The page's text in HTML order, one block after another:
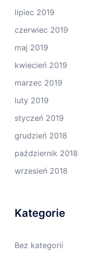
lipiec 2019
czerwiec 2019
maj 2019
kwiecień 2019
marzec 2019
luty 2019
styczeń 2019
grudzień 2018
październik 2018
wrzesień 2018
Kategorie
Bez kategorii